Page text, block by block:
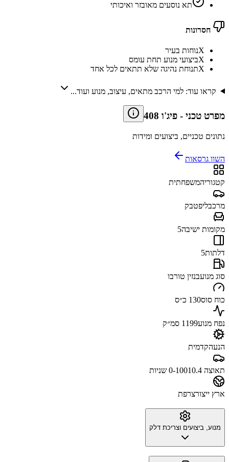
תא נוסעים מאובזר ואיכותי
חסרונות
Xנוחות בעיר
Xביצועי מנוע תחת עומס
Xתנוחת נהיגה שלא תתאים לכל אחד
קראו עוד: למי הרכב מתאים, עיצוב, מנוע ועוד...
מפרט טכני - פיג'ו 408
נתונים טכניים, ביצועים ומידות
השוו גרסאות
קטגוריהמשפחתית
מרכבליפטבק
מקומות ישיבה5
דלתות5
סוג מנועבנזין טורבו
כוח סוס130 כ״ס
נפח מנוע1199 סמ״ק
הנעהקדמית
תאוצה 0-100 10.4 שניות
ארץ ייצורצרפת
מנוע, ביצועים וצריכת דלק